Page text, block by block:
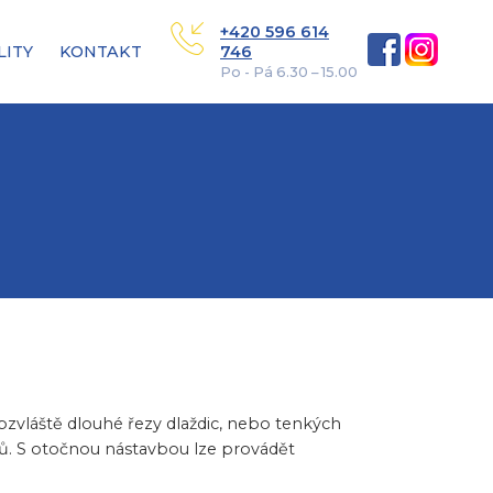
KONTAKT
+420 596 614
746
Po - Pá 6.30 – 15.00
dlouhé řezy dlaždic, nebo tenkých
S otočnou nástavbou lze provádět